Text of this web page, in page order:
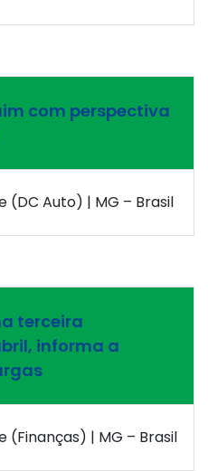
com perspectiva
(DC Auto) | MG – Brasil
terceira
informa a
(Finanças) | MG – Brasil